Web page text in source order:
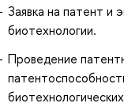
Заявка на патент и
биотехнологии.
Проведение